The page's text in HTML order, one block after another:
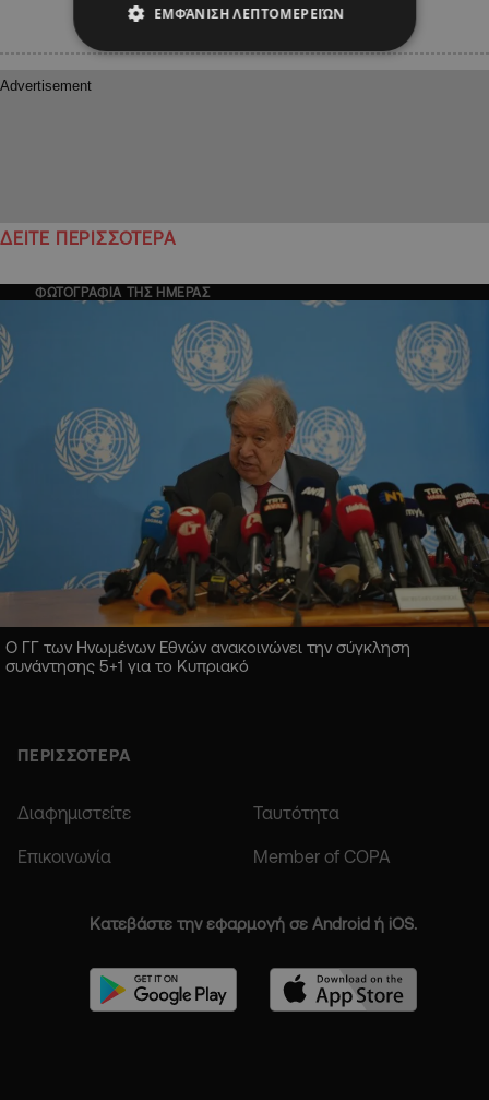
ΔΕΙΤΕ ΠΕΡΙΣΣΟΤΕΡΑ
ΦΩΤΟΓΡΑΦΙΑ ΤΗΣ ΗΜΕΡΑΣ
Ο ΓΓ των Ηνωμένων Εθνών ανακοινώνει την σύγκληση
συνάντησης 5+1 για το Κυπριακό
ΠΕΡΙΣΣΟΤΕΡΑ
Διαφημιστείτε Ταυτότητα
Επικοινωνία Member of COPA
Κατεβάστε την εφαρμογή σε Android ή iOS.
ΕΜΦΆΝΙΣΗ ΛΕΠΤΟΜΕΡΕΙΏΝ